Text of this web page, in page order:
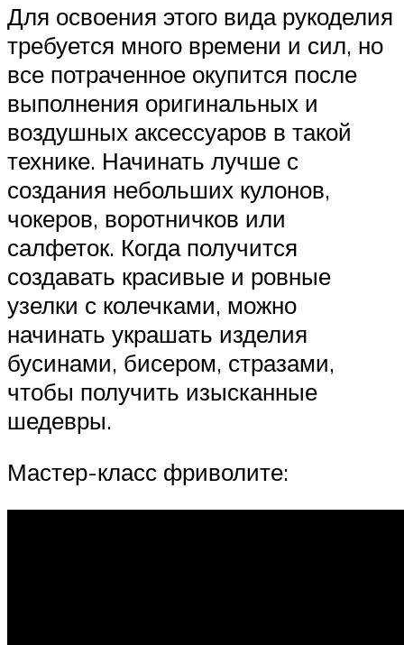
Для освоения этого вида рукоделия
требуется много времени и сил, но
все потраченное окупится после
выполнения оригинальных и
воздушных аксессуаров в такой
технике. Начинать лучше с
создания небольших кулонов,
чокеров, воротничков или
салфеток. Когда получится
создавать красивые и ровные
узелки с колечками, можно
начинать украшать изделия
бусинами, бисером, стразами,
чтобы получить изысканные
шедевры.
Мастер-класс фриволите: